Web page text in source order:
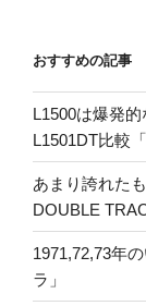
おすすめの記事
L1500は爆発的
L1501DT比較
あまり誇れた
DOUBLE
1971,72,73年
ラ」